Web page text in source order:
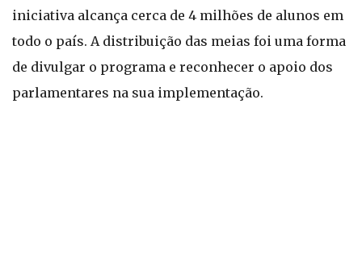
iniciativa alcança cerca de 4 milhões de alunos em
todo o país. A distribuição das meias foi uma forma
de divulgar o programa e reconhecer o apoio dos
parlamentares na sua implementação.